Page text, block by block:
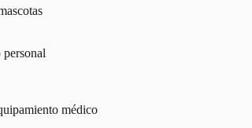
médico